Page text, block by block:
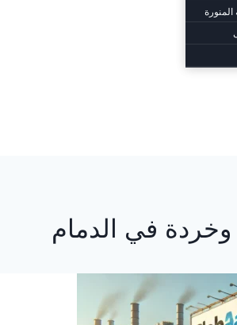
في الدمام